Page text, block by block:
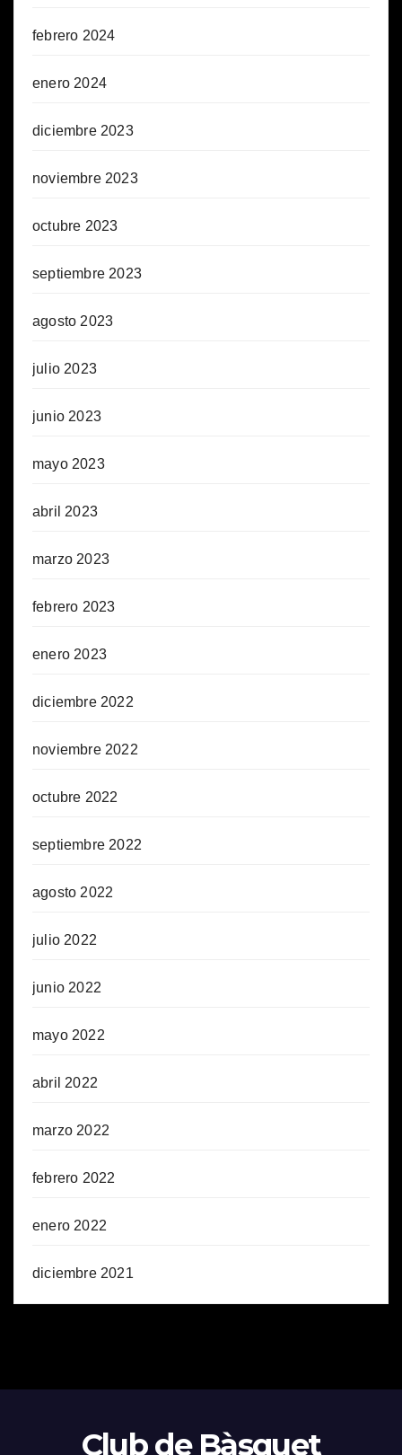
febrero 2024
enero 2024
diciembre 2023
noviembre 2023
octubre 2023
septiembre 2023
agosto 2023
julio 2023
junio 2023
mayo 2023
abril 2023
marzo 2023
febrero 2023
enero 2023
diciembre 2022
noviembre 2022
octubre 2022
septiembre 2022
agosto 2022
julio 2022
junio 2022
mayo 2022
abril 2022
marzo 2022
febrero 2022
enero 2022
diciembre 2021
Club de Bàsquet